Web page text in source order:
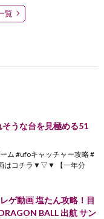
覧
そうな台を見極める51
ム #ufoキャッチャー攻略 #
はコチラ▼▽▼ 【一年分
ゲ動画 塩たん攻略！目
BALL 出航 サン